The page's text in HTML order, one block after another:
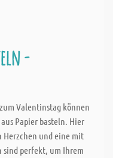
-
Valentinstag können
Papier basteln. Hier
und eine mit
sind perfekt, um Ihrem